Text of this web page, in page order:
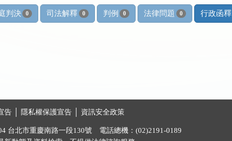
判決 0 司法解釋 0 判例 0 法律問題 0 行政函釋
告 隱私權保護宣告 資訊安全政策
台北市重慶南路一段130號 電話總機：(02)2191-0189